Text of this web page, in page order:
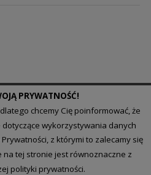
PRYWATNOŚĆ!
chcemy Cię poinformować, że
wykorzystywania danych
z którymi to zalecamy się
na tej stronie jest równoznaczne z
polityki prywatności.